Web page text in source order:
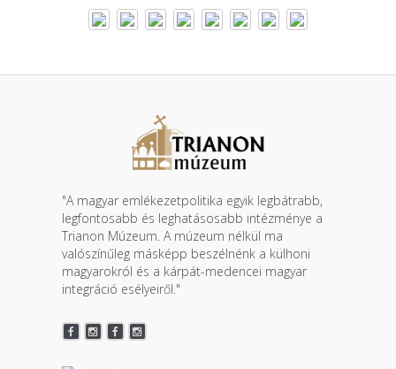
"A magyar emlékezetpolitika egyik legbátrabb,
legfontosabb és leghatásosabb intézménye a
Trianon Múzeum. A múzeum nélkül ma
valószínűleg másképp beszélnénk a külhoni
magyarokról és a kárpát-medencei magyar
integráció esélyeiről."